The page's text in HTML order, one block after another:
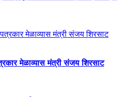
मेळाव्यास मंत्री संजय शिरसाट